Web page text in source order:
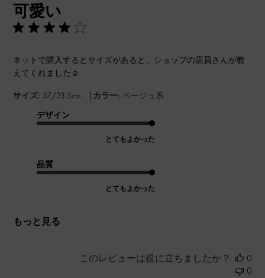
可愛い
ネットで購入するとサイズがあると、ショップの店員さんが教
えてくれました☺️
サイズ: 37/23.5cm | カラー: ベージュ系
デザイン
とてもよかった
品質
とてもよかった
もっと見る
このレビューは役に立ちましたか？
0
0